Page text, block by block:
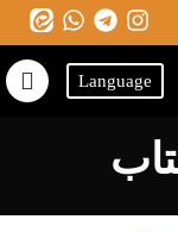
Language